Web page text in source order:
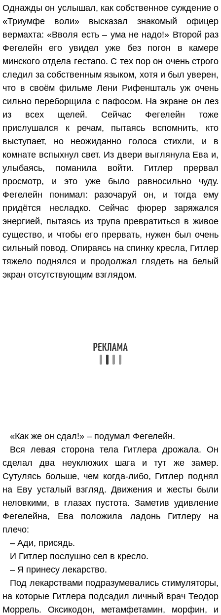
Однажды он услышал, как собственное суждение о
«Триумфе воли» высказал знакомый офицер
вермахта: «Вволя есть – ума не надо!» Второй раз
Фегелейн его увидел уже без погон в камере
минского отдела гестапо. С тех пор он очень строго
следил за собственным языком, хотя и был уверен,
что в своём фильме Лени Рифеншталь уж очень
сильно переборщила с пафосом. На экране он лез
из всех щелей. Сейчас Фегелейн тоже
прислушался к речам, пытаясь вспомнить, кто
выступает, но неожиданно голоса стихли, и в
комнате вспыхнул свет. Из двери выглянула Ева и,
улыбаясь, поманила войти. Гитлер прервал
просмотр, и это уже было равносильно чуду.
Фегелейн понимал: разочаруй он, и тогда ему
придётся несладко. Сейчас фюрер заряжался
энергией, пытаясь из трупа превратиться в живое
существо, и чтобы его прервать, нужен был очень
сильный повод. Опираясь на спинку кресла, Гитлер
тяжело поднялся и продолжал глядеть на белый
экран отсутствующим взглядом.
«Как же он сдал!» – подумал Фегелейн.
Вся левая сторона тела Гитлера дрожала. Он
сделал два неуклюжих шага и тут же замер.
Сутулясь больше, чем когда-либо, Гитлер поднял
на Еву усталый взгляд. Движения и жесты были
неловкими, в глазах пустота. Заметив удивление
Фегелейна, Ева положила ладонь Гитлеру на
плечо:
– Ади, присядь.
И Гитлер послушно сел в кресло.
– Я принесу лекарство.
Под лекарствами подразумевались стимуляторы,
на которые Гитлера подсадил личный врач Теодор
Моррель. Оксикодон, метамфетамин, морфин, и